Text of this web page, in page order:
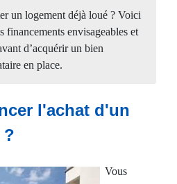
un logement déjà loué ? Voici
financements envisageables et
d’acquérir un bien
en place.
l'achat d'un
?
Vous